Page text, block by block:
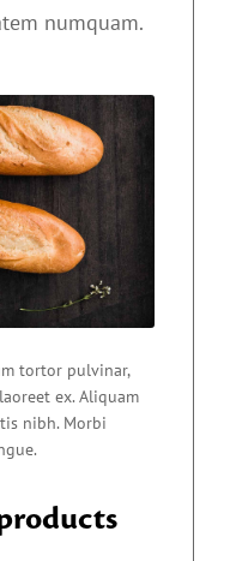
numquam.
tortor pulvinar,
ex. Aliquam
nibh. Morbi